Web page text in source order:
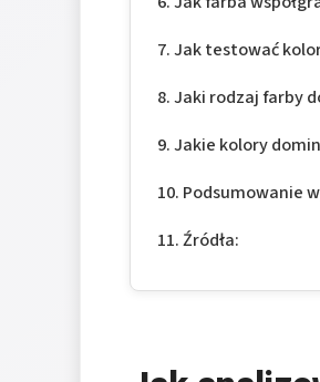
Jak testować
Jaki rodzaj farby
Jakie kolory
Podsumowanie
Źródła: